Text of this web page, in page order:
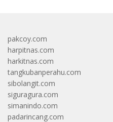
pakcoy.com
harpitnas.com
harkitnas.com
tangkubanperahu.com
sibolangit.com
siguragura.com
simanindo.com
padarincang.com